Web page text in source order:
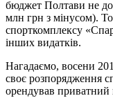
бюджет Полтави не
млн грн з мінусом).
спорткомплексу
інших видатків.
Нагадаємо, восени
своє розпорядження
орендував приватний